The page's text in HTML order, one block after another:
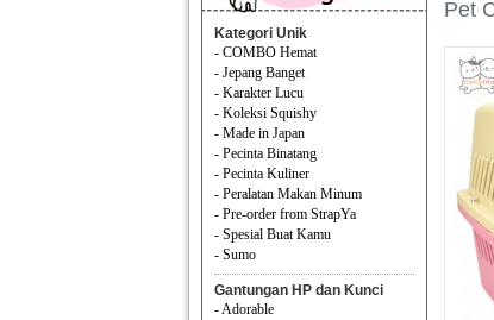
Kategori Unik
- COMBO Hemat
- Jepang Banget
- Karakter Lucu
- Koleksi Squishy
- Made in Japan
- Pecinta Binatang
- Pecinta Kuliner
- Peralatan Makan Minum
- Pre-order from StrapYa
- Spesial Buat Kamu
- Sumo
Gantungan HP dan Kunci
- Adorable
Pet